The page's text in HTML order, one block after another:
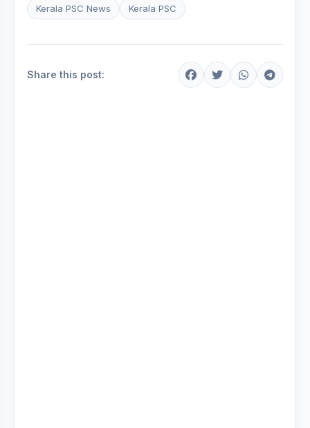
Kerala PSC News Kerala PSC
Share this post: